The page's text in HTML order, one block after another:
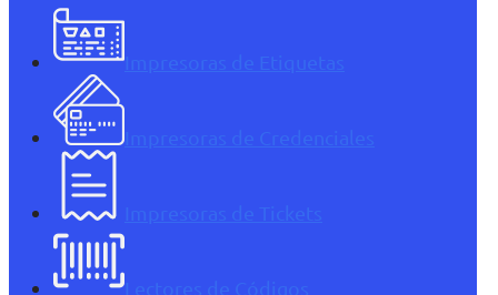
Impresoras de Etiquetas
Impresoras de Credenciales
Impresoras de Tickets
Lectores de Códigos